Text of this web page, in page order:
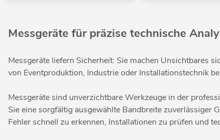
Messgeräte für präzise technische
Messgeräte liefern Sicherheit: Sie machen Unsichtbares
von Eventproduktion, Industrie oder Installationstechnik
Messgeräte sind unverzichtbare Werkzeuge in der
Sie eine sorgfältig ausgewählte Bandbreite zuverlässiger
Fehler schnell zu erkennen, Installationen zu prüfen und